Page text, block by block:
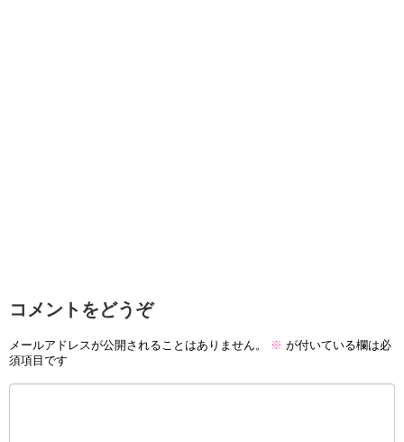
コメントをどうぞ
メールアドレスが公開されることはありません。 ※ が付いている欄は必
須項目です